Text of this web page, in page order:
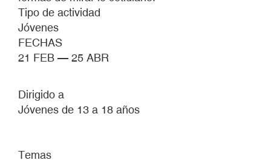
Tipo de actividad
Jóvenes
FECHAS
21 FEB — 25 ABR
Dirigido a
Jóvenes de 13 a 18 años
Temas